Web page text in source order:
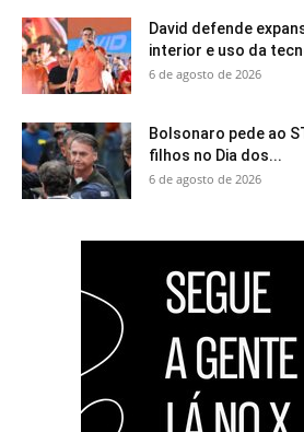
David defende
interior e uso da
6 de agosto de 2026
Bolsonaro pede ao
filhos no Dia dos...
6 de agosto de 2026